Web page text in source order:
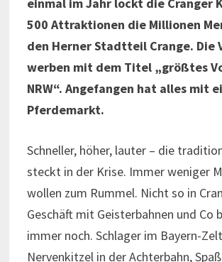
einmal im Jahr lockt die Cranger
500 Attraktionen die Millionen
den Herner Stadtteil Crange. Die
werben mit dem Titel „größtes
NRW“. Angefangen hat alles mit
Pferdemarkt.
Schneller, höher, lauter – die
steckt in der Krise. Immer weniger
wollen zum Rummel. Nicht so in
Geschäft mit Geisterbahnen und Co
immer noch. Schlager im Bayern-
Nervenkitzel in der Achterbahn,